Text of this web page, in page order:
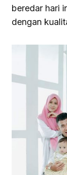
beredar hari
dengan